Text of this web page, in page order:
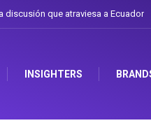
sombrero en Corporación Favorita
INSIGHTERS